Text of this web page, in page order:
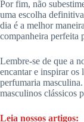
Por fim, não
uma escolha
dia é a melhor
companheira perfeita
Lembre-se de que a
encantar e inspirar os
perfumaria
masculinos clássicos
Leia nossos artigos: